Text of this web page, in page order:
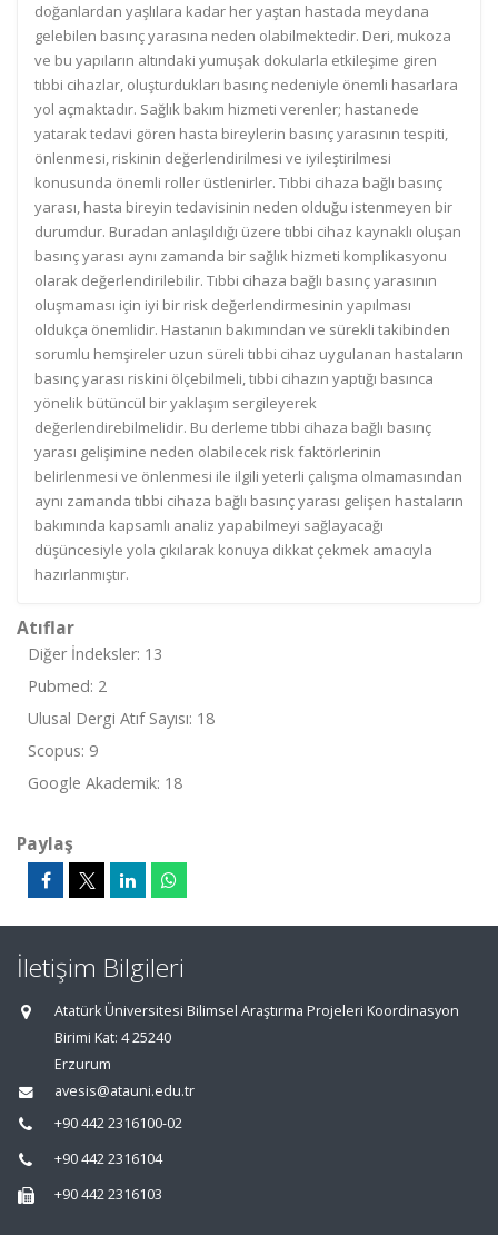
doğanlardan yaşlılara kadar her yaştan hastada meydana
gelebilen basınç yarasına neden olabilmektedir. Deri, mukoza
ve bu yapıların altındaki yumuşak dokularla etkileşime giren
tıbbi cihazlar, oluşturdukları basınç nedeniyle önemli hasarlara
yol açmaktadır. Sağlık bakım hizmeti verenler; hastanede
yatarak tedavi gören hasta bireylerin basınç yarasının tespiti,
önlenmesi, riskinin değerlendirilmesi ve iyileştirilmesi
konusunda önemli roller üstlenirler. Tıbbi cihaza bağlı basınç
yarası, hasta bireyin tedavisinin neden olduğu istenmeyen bir
durumdur. Buradan anlaşıldığı üzere tıbbi cihaz kaynaklı oluşan
basınç yarası aynı zamanda bir sağlık hizmeti komplikasyonu
olarak değerlendirilebilir. Tıbbi cihaza bağlı basınç yarasının
oluşmaması için iyi bir risk değerlendirmesinin yapılması
oldukça önemlidir. Hastanın bakımından ve sürekli takibinden
sorumlu hemşireler uzun süreli tıbbi cihaz uygulanan hastaların
basınç yarası riskini ölçebilmeli, tıbbi cihazın yaptığı basınca
yönelik bütüncül bir yaklaşım sergileyerek
değerlendirebilmelidir. Bu derleme tıbbi cihaza bağlı basınç
yarası gelişimine neden olabilecek risk faktörlerinin
belirlenmesi ve önlenmesi ile ilgili yeterli çalışma olmamasından
aynı zamanda tıbbi cihaza bağlı basınç yarası gelişen hastaların
bakımında kapsamlı analiz yapabilmeyi sağlayacağı
düşüncesiyle yola çıkılarak konuya dikkat çekmek amacıyla
hazırlanmıştır.
Atıflar
Diğer İndeksler: 13
Pubmed: 2
Ulusal Dergi Atıf Sayısı: 18
Scopus: 9
Google Akademik: 18
Paylaş
İletişim Bilgileri
Atatürk Üniversitesi Bilimsel Araştırma Projeleri Koordinasyon
Birimi Kat: 4 25240
Erzurum
avesis@atauni.edu.tr
+90 442 2316100-02
+90 442 2316104
+90 442 2316103